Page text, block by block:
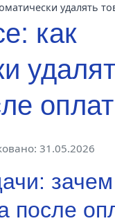
удалять
как
31.05.2026
после